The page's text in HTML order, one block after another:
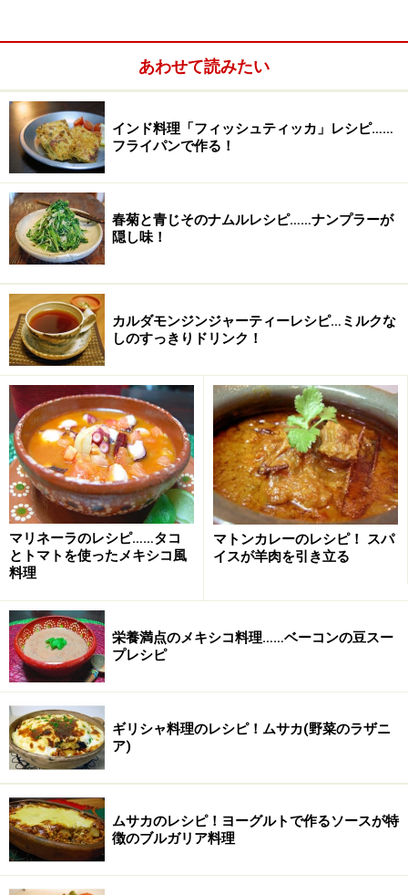
でも
1個 (茹でて1ｃｍ角切り)
たまねぎ 1/2個 (みじん切り)
モッツァレラチーズ
好みのチーズでも
パルミジャーノチーズ 20g
トマト水煮缶
ニンニク 1/2片 (みじん切り)
パン粉
パセリ 適量 (みじん切り)
オリーブオイル 大さじ1
塩 少々
こしょう 少々
バター
チュニジア版オムレツ「タジン」の作り
あわせて読みたい
インド料理「フィッシュティッカ」レシピ……
フライパンで作る！
春菊と青じそのナムルレシピ……ナンプラーが
隠し味！
カルダモンジンジャーティーレシピ…ミルクな
しのすっきりドリンク！
マリネーラのレシピ……タコ
とトマトを使ったメキシコ風
料理
マトンカレーのレシピ！ スパ
イスが羊肉を引き立る
栄養満点のメキシコ料理……ベーコンの豆スー
プレシピ
ギリシャ料理のレシピ！ムサカ(野菜のラザニ
ア)
ムサカのレシピ！ヨーグルトで作るソースが特
徴のブルガリア料理